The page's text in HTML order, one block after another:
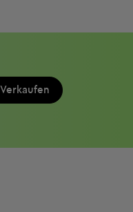
Verkaufen